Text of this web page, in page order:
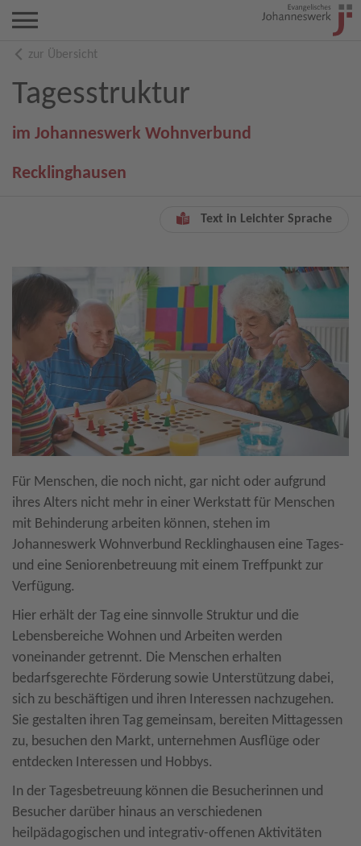
zur Übersicht
Tagesstruktur
im Johanneswerk Wohnverbund
Recklinghausen
Text in Leichter Sprache
Für Menschen, die noch nicht, gar nicht oder aufgrund
ihres Alters nicht mehr in einer Werkstatt für Menschen
mit Behinderung arbeiten können, stehen im
Johanneswerk Wohnverbund Recklinghausen eine Tages-
und eine Seniorenbetreuung mit einem Treffpunkt zur
Verfügung.
Hier erhält der Tag eine sinnvolle Struktur und die
Lebensbereiche Wohnen und Arbeiten werden
voneinander getrennt. Die Menschen erhalten
bedarfsgerechte Förderung sowie Unterstützung dabei,
sich zu beschäftigen und ihren Interessen nachzugehen.
Sie gestalten ihren Tag gemeinsam, bereiten Mittagessen
zu, besuchen den Markt, unternehmen Ausflüge oder
entdecken Interessen und Hobbys.
In der Tagesbetreuung können die Besucherinnen und
Besucher darüber hinaus an verschiedenen
heilpädagogischen und integrativ-offenen Aktivitäten